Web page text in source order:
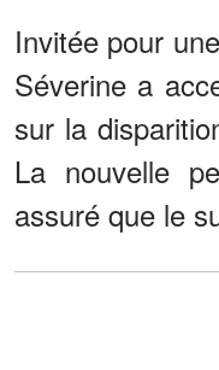
Invitée pour
Séverine a
sur la
La nouvelle
assuré que le